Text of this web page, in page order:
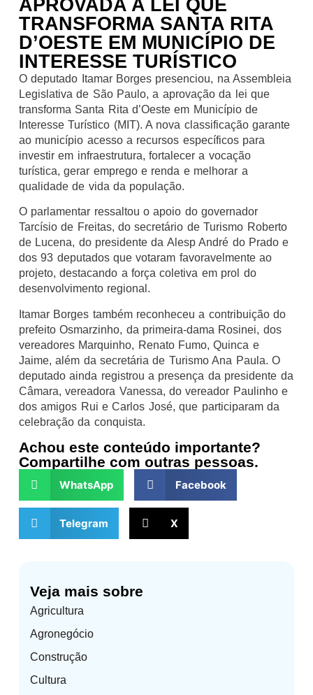
Veja mais sobre
Agricultura
Agronegócio
Construção
Cultura
APROVADA A LEI QUE
TRANSFORMA SANTA RITA
D’OESTE EM MUNICÍPIO DE
INTERESSE TURÍSTICO
O deputado Itamar Borges presenciou, na Assembleia
Legislativa de São Paulo, a aprovação da lei que
transforma Santa Rita d’Oeste em Município de
Interesse Turístico (MIT). A nova classificação garante
ao município acesso a recursos específicos para
investir em infraestrutura, fortalecer a vocação
turística, gerar emprego e renda e melhorar a
qualidade de vida da população.
O parlamentar ressaltou o apoio do governador
Tarcísio de Freitas, do secretário de Turismo Roberto
de Lucena, do presidente da Alesp André do Prado e
dos 93 deputados que votaram favoravelmente ao
projeto, destacando a força coletiva em prol do
desenvolvimento regional.
Itamar Borges também reconheceu a contribuição do
prefeito Osmarzinho, da primeira-dama Rosinei, dos
vereadores Marquinho, Renato Fumo, Quinca e
Jaime, além da secretária de Turismo Ana Paula. O
deputado ainda registrou a presença da presidente da
Câmara, vereadora Vanessa, do vereador Paulinho e
dos amigos Rui e Carlos José, que participaram da
celebração da conquista.
Achou este conteúdo importante?
Compartilhe com outras pessoas.
WhatsApp Facebook
Telegram X